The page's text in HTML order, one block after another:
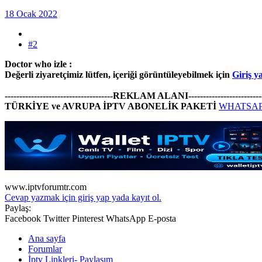
18 Ocak 2022
#2
Doctor who izle :
Değerli ziyaretçimiz lütfen, içeriği görüntüleyebilmek için Giriş
-------------------------------------REKLAM
TÜRKİYE ve AVRUPA İPTV ABONELİK PAKETİ
www.iptvforumtr.com
Cevap yazmak için giriş yap yada kayıt ol.
Paylaş:
Facebook Twitter Pinterest WhatsApp E-posta
Ana sayfa
Forumlar
İptv Linkleri- Paylaşım